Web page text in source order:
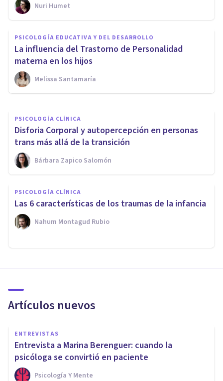
Nuri Humet
PSICOLOGÍA EDUCATIVA Y DEL DESARROLLO
La influencia del Trastorno de Personalidad
materna en los hijos
Melissa Santamaría
PSICOLOGÍA CLÍNICA
¿Cuáles son los efectos de los
traumas causados por la
guerra?
Nerea Moreno
PSICOLOGÍA CLÍNICA
Disforia Corporal y autopercepción en personas
trans más allá de la transición
Bárbara Zapico Salomón
PSICOLOGÍA CLÍNICA
Las 6 características de los traumas de la infancia
Nahum Montagud Rubio
Artículos nuevos
ENTREVISTAS
Entrevista a Marina Berenguer: cuando la
psicóloga se convirtió en paciente
Psicología Y Mente